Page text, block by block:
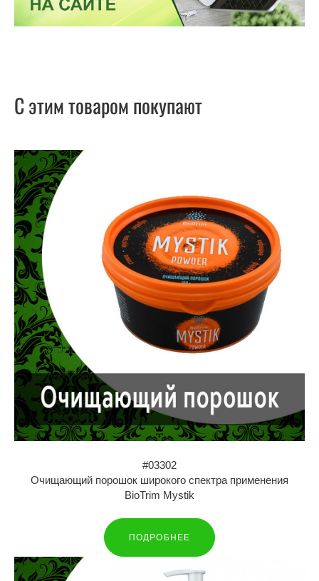
С этим товаром покупают
#03302
Очищающий порошок широкого спектра применения
BioTrim Mystik
ПОДРОБНЕЕ